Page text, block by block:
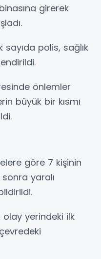
girerek
polis, sağlık
önlemler
büyük bir kısmı
göre 7 kişinin
yaralı
olay yerindeki ilk